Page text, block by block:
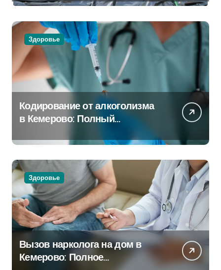
Здоровье
Кодирование от алкоголизма
в Кемерово: Полный
Здоровье
Вызов нарколога на дом в
Кемерово: Полное